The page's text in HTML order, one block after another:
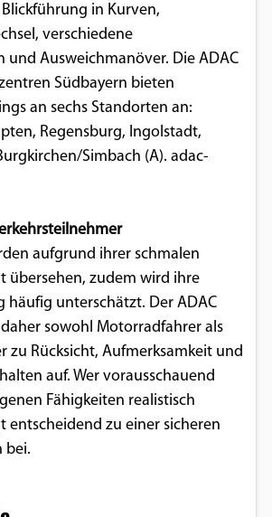
in Kurven,
verschiedene
und Ausweichmanöver. Die ADAC
Südbayern bieten
an sechs Standorten an:
Regensburg, Ingolstadt,
Simbach (A). adac-
aufgrund ihrer schmalen
übersehen, zudem wird ihre
häufig unterschätzt. Der ADAC
sowohl Motorradfahrer als
zu Rücksicht, Aufmerksamkeit und
auf. Wer vorausschauend
Fähigkeiten realistisch
entscheidend zu einer sicheren
bei.